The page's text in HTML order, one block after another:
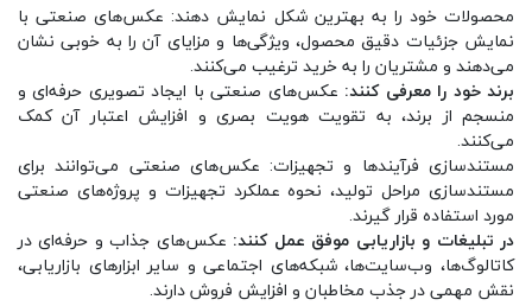
محصولات خود را به بهترین شکل نمایش دهند: عکس‌های صنعتی با
نمایش جزئیات دقیق محصول، ویژگی‌ها و مزایای آن را به خوبی نشان
می‌دهند و مشتریان را به خرید ترغیب می‌کنند.
برند خود را معرفی کنند: عکس‌های صنعتی با ایجاد تصویری حرفه‌ای و
منسجم از برند، به تقویت هویت بصری و افزایش اعتبار آن کمک
می‌کنند.
مستندسازی فرآیندها و تجهیزات: عکس‌های صنعتی می‌توانند برای
مستندسازی مراحل تولید، نحوه عملکرد تجهیزات و پروژه‌های صنعتی
مورد استفاده قرار گیرند.
در تبلیغات و بازاریابی موفق عمل کنند: عکس‌های جذاب و حرفه‌ای در
کاتالوگ‌ها، وب‌سایت‌ها، شبکه‌های اجتماعی و سایر ابزارهای بازاریابی،
نقش مهمی در جذب مخاطبان و افزایش فروش دارند.